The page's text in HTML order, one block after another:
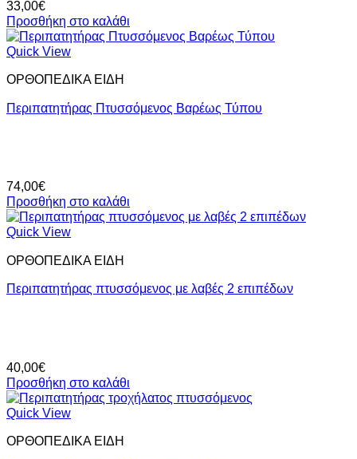
33,00€
Προσθήκη στο καλάθι
Quick View
ΟΡΘΟΠΕΔΙΚΑ ΕΙΔΗ
Περιπατητήρας Πτυσσόμενος Βαρέως Τύπου
74,00€
Προσθήκη στο καλάθι
Quick View
ΟΡΘΟΠΕΔΙΚΑ ΕΙΔΗ
Περιπατητήρας πτυσσόμενος με λαβές 2 επιπέδων
40,00€
Προσθήκη στο καλάθι
Quick View
ΟΡΘΟΠΕΔΙΚΑ ΕΙΔΗ